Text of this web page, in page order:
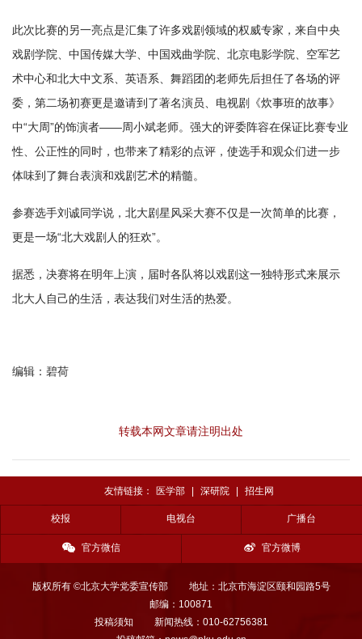
此次比赛的另一亮点是汇集了许多戏剧领域的权威专家，来自中央
戏剧学院、中国传媒大学、中国戏曲学院、北京电影学院、空军艺
术中心和北大中文系、英语系、舞蹈团的老师先后担任了各场的评
委，第二场初赛更是邀请到了著名演员、电视剧《炊事班的故事》
中“大周”的饰演者——周小斌老师。强大的评委阵容在保证比赛专业
性、公正性的同时，也带来了精彩的点评，使选手和观众们进一步
体味到了舞台表演和戏剧艺术的精髓。
参赛选手刘诚同学说，北大剧星风采大赛不仅是一次简单的比赛，
更是一场“北大戏剧人的狂欢”。
据悉，决赛将在明年上演，届时各队将以戏剧这一独特形式来展示
北大人自己的生活，表达我们对生活的热爱。
编辑：碧荷
转载本网文章请注明出处
友情链接： 医学部 深研院 招生网
校报 电视台 广播台
官方微信 官方微博
版权所有 ©北京大学党委宣传部
地址：北京市海淀区颐和园路5号
邮编：100871
投稿须知
新闻热线：010-62756381